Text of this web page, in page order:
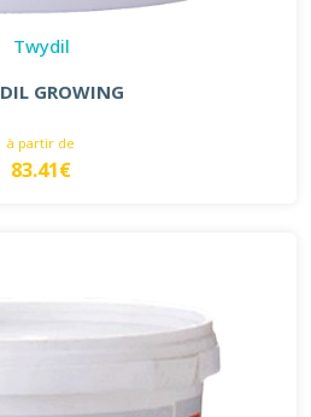
Twydil
GROWING
à partir de
83.41€